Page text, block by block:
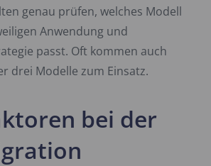
genau prüfen, welches Modell
Anwendung und
passt. Oft kommen auch
drei Modelle zum Einsatz.
bei der